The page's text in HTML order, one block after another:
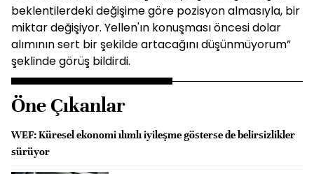
beklentilerdeki değişime göre pozisyon almasıyla, bir
miktar değişiyor. Yellen'ın konuşması öncesi dolar
alımının sert bir şekilde artacağını düşünmüyorum”
şeklinde görüş bildirdi.
Öne Çıkanlar
WEF: Küresel ekonomi ılımlı iyileşme gösterse de belirsizlikler
sürüyor